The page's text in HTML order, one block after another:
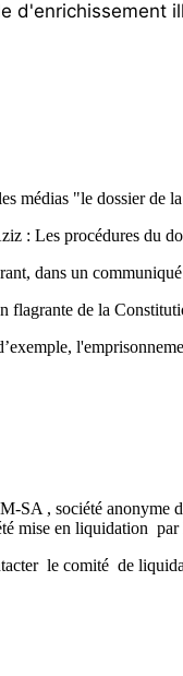
médias "le dossier de
dans un
flagrante de la
anonyme de
en liquidation